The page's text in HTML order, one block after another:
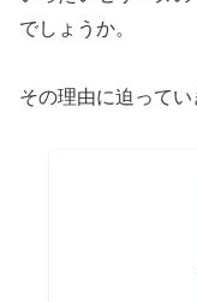
でしょうか。
その理由に迫ってい